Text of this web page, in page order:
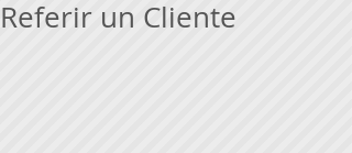
Referir un Cliente